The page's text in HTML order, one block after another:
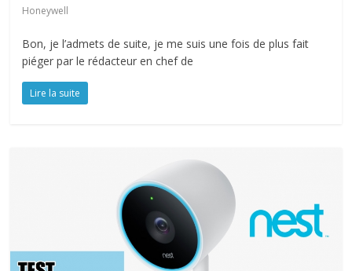
Honeywell
Bon, je l’admets de suite, je me suis une fois de plus fait
piéger par le rédacteur en chef de
Lire la suite